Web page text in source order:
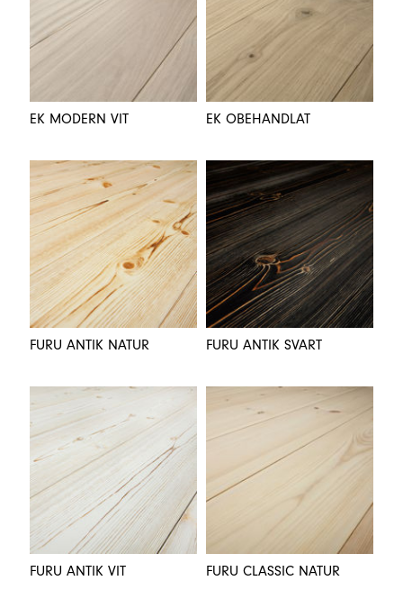
EK MODERN VIT EK OBEHANDLAT
FURU ANTIK NATUR FURU ANTIK SVART
FURU ANTIK VIT FURU CLASSIC NATUR